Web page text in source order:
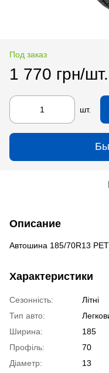
Под заказ
1 770 грн/шт.
шт.
Описание
Автошина 185/70R13
Характеристики
Сезонність:
Літні
Тип авто:
Ширина:
185
Профіль:
70
Діаметр:
13